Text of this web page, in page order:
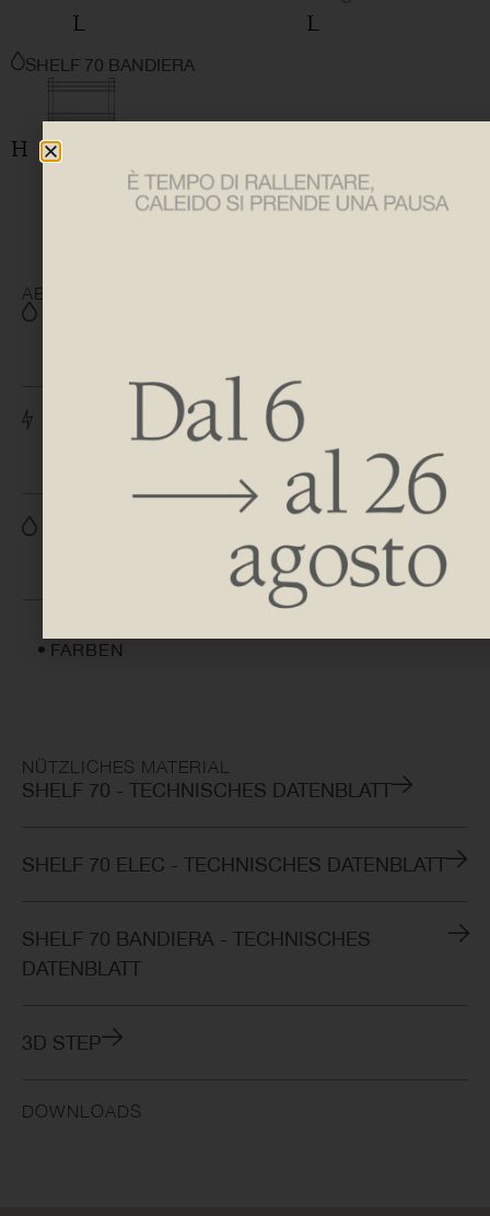
SHELF 70 BANDIERA
ABMESSUNGEN
H 730 | 1220 | 1710
L 440 | 540
FARBEN
NÜTZLICHES MATERIAL
SHELF 70 - TECHNISCHES DATENBLATT
SHELF 70 ELEC - TECHNISCHES DATENBLATT
SHELF 70 BANDIERA - TECHNISCHES
DATENBLATT
3D STEP
DOWNLOADS